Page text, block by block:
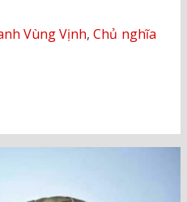
Vùng Vịnh,Chủ nghĩa